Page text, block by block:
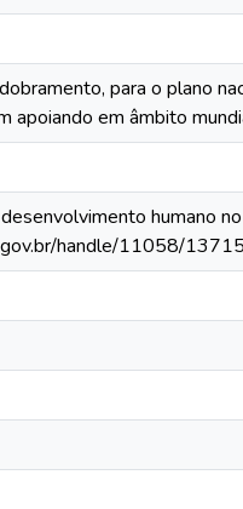
para o plano
apoiando em âmbito
humano
handle/11058/13715